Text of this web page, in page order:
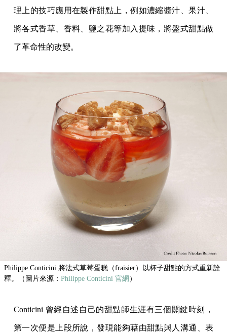
理上的技巧應用在製作甜點上，例如濃縮醬汁、果汁、
將各式香草、香料、鹽之花等加入提味，將盤式甜點做
了革命性的改變。
Philippe Conticini 將法式草莓蛋糕（fraisier）以杯子甜點的方式重新詮
釋。（圖片來源： Philippe Conticini 官網 ）
Conticini 曾經自述自己的甜點師生涯有三個關鍵時刻，
第一次便是上段所說，發現能夠藉由甜點與人溝通、表